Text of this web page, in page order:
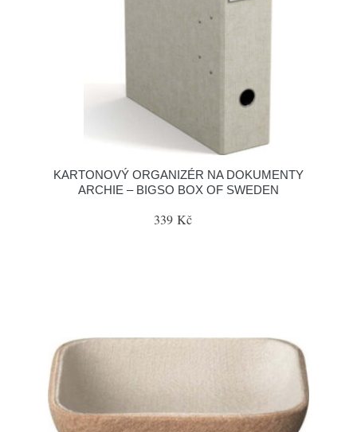
KARTONOVÝ ORGANIZÉR NA DOKUMENTY
ARCHIE – BIGSO BOX OF SWEDEN
339 Kč